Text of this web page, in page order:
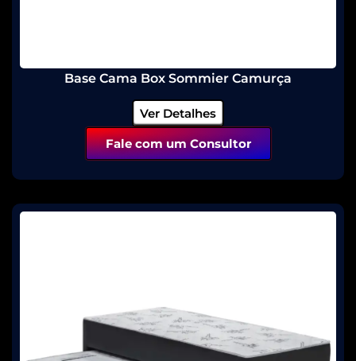
Base Cama Box Sommier Camurça
Ver Detalhes
Fale com um Consultor